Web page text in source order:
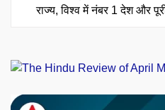
राज्य, विश्व में नंबर 1 देश और